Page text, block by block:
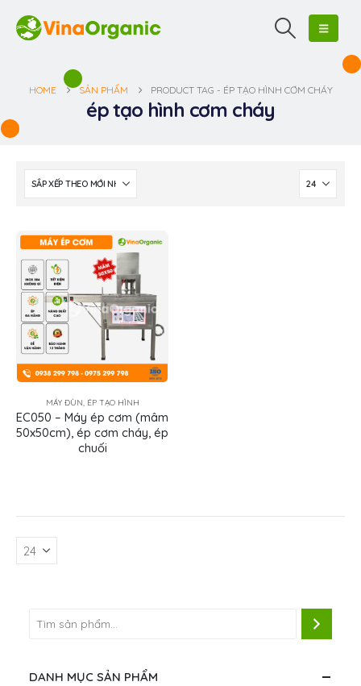
HOME SẢN PHẨM PRODUCT TAG - ÉP TẠO HÌNH CƠM CHÁY
ép tạo hình cơm cháy
MÁY ĐÙN, ÉP TẠO HÌNH
EC050 – Máy ép cơm (mâm
50x50cm), ép cơm cháy, ép
chuối
DANH MỤC SẢN PHẨM